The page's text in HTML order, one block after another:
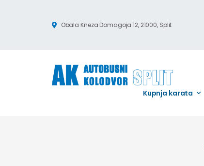
Obala Kneza Domagoja 12, 21000, Split
Kupnja karata